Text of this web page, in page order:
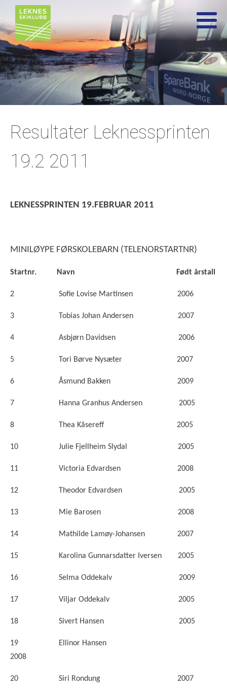
Resultater Leknessprinten
19.2 2011
LEKNESSPRINTEN 19.FEBRUAR 2011
MINILØYPE FØRSKOLEBARN (TELENORSTARTNR)
Startnr. Navn Født årstall
2 Sofie Lovise Martinsen 2006
3 Tobias Johan Andersen 2007
4 Asbjørn Davidsen 2006
5 Tori Børve Nysæter 2007
6 Åsmund Bakken 2009
7 Hanna Granhus Andersen 2005
8 Thea Kåsereff 2005
10 Julie Fjellheim Slydal 2005
11 Victoria Edvardsen 2008
12 Theodor Edvardsen 2005
13 Mie Barosen 2008
14 Mathilde Lamøy-Johansen 2007
15 Karolina Gunnarsdatter Iversen 2005
16 Selma Oddekalv 2009
17 Viljar Oddekalv 2005
18 Sivert Hansen 2005
19 Ellinor Hansen
2008
20 Siri Rondung 2007